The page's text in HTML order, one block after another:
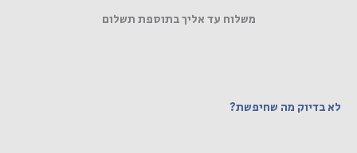
משלוח עד אליך בתוספת תשלום
לא בדיוק מה שחיפשת?